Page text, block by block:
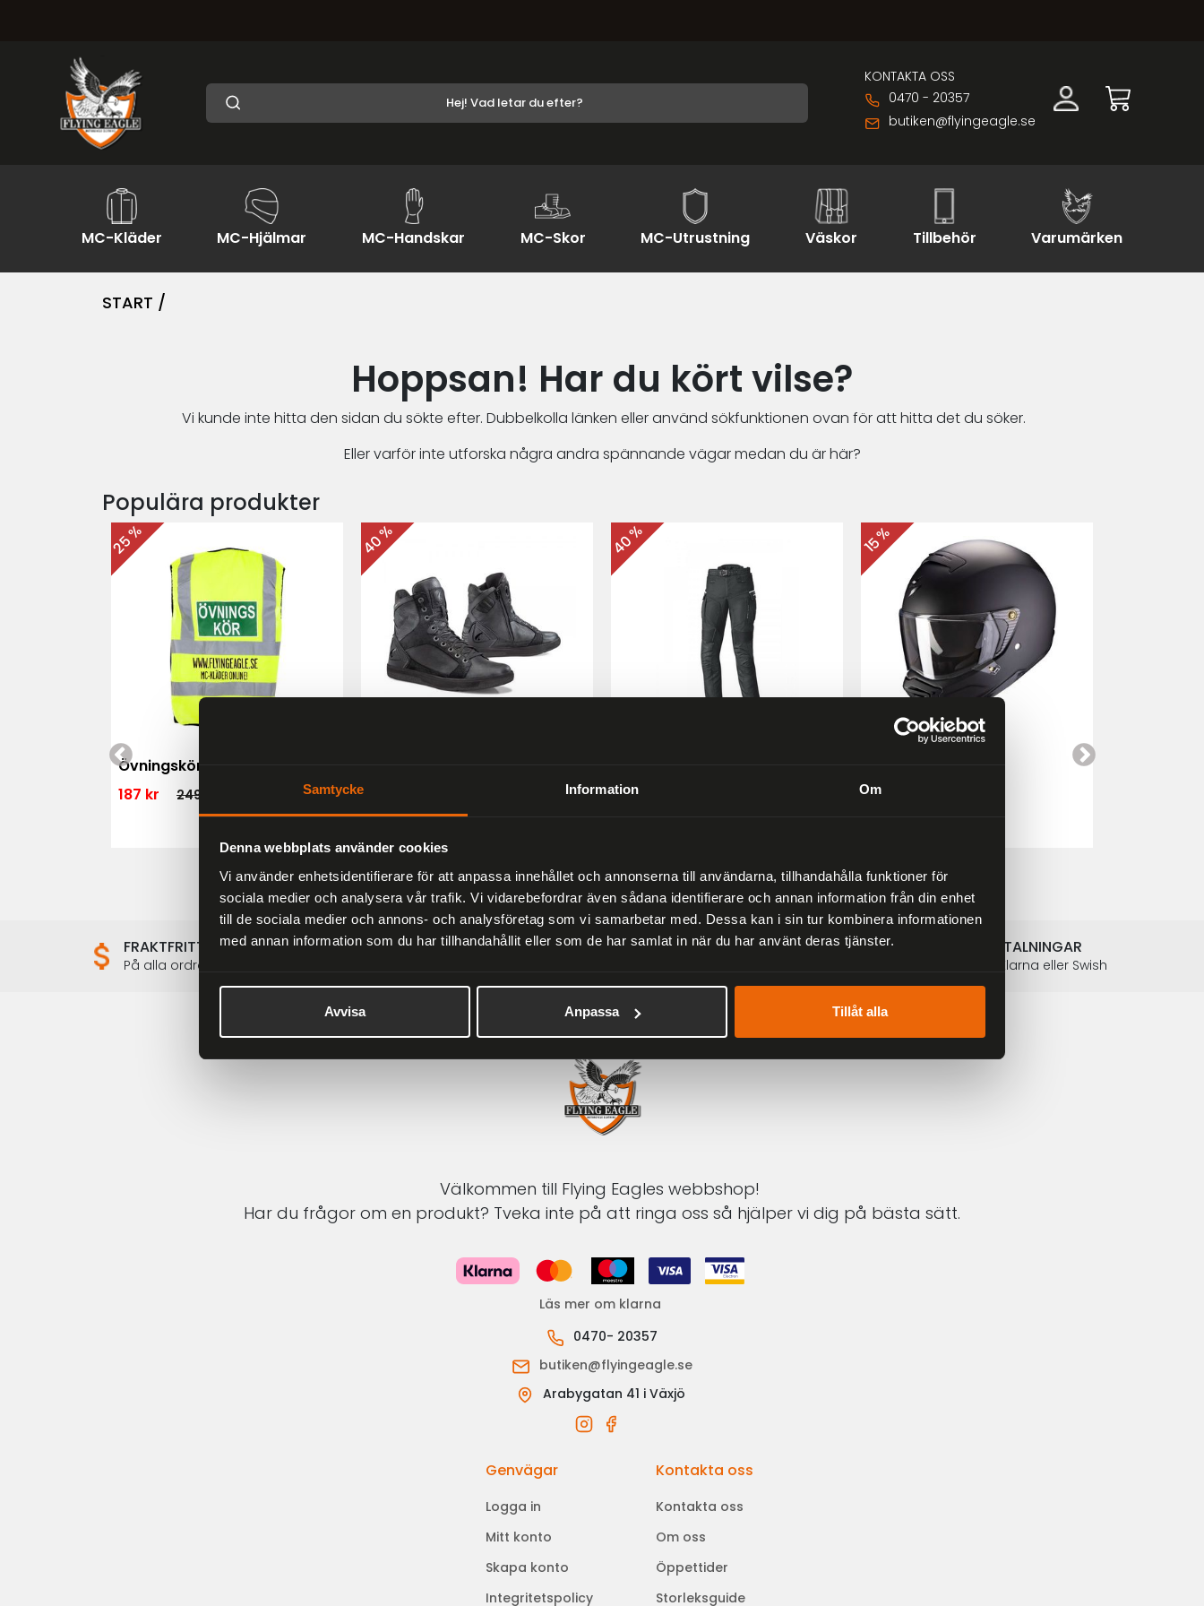
Samtycke Information Om
Denna webbplats använder cookies
Vi använder enhetsidentifierare för att anpassa innehållet och annonserna till användarna, tillhandahålla funktioner för
sociala medier och analysera vår trafik. Vi vidarebefordrar även sådana identifierare och annan information från din enhet
till de sociala medier och annons- och analysföretag som vi samarbetar med. Dessa kan i sin tur kombinera informationen
med annan information som du har tillhandahållit eller som de har samlat in när du har använt deras tjänster.
Avvisa Anpassa Tillåt alla
KONTAKTA OSS
0470 - 20357
butiken@flyingeagle.se
MC-Kläder MC-Hjälmar MC-Handskar MC-Skor MC-Utrustning Väskor Tillbehör Varumärken
START /
Hoppsan! Har du kört vilse?
Vi kunde inte hitta den sidan du sökte efter. Dubbelkolla länken eller använd sökfunktionen ovan för att hitta det du söker.
Eller varför inte utforska några andra spännande vägar medan du är här?
Populära produkter
25 %
Övningskörningsväst MC
187 kr
249 kr
40 % 40 %
Touring/Enduro MC-byxa
15 %
Mattsvart
FRAKTFRITT
På alla ordrar över 2000 kr
1-3 DAGAR LEVERANS SÄKRA BETALNINGAR
Betalkort, Klarna eller Swish
Välkommen till Flying Eagles webbshop!
Har du frågor om en produkt? Tveka inte på att ringa oss så hjälper vi dig på bästa sätt.
Läs mer om klarna
0470- 20357
butiken@flyingeagle.se
Arabygatan 41 i Växjö
Genvägar
Logga in
Mitt konto
Skapa konto
Integritetspolicy
Kontakta oss
Kontakta oss
Om oss
Öppettider
Storleksguide